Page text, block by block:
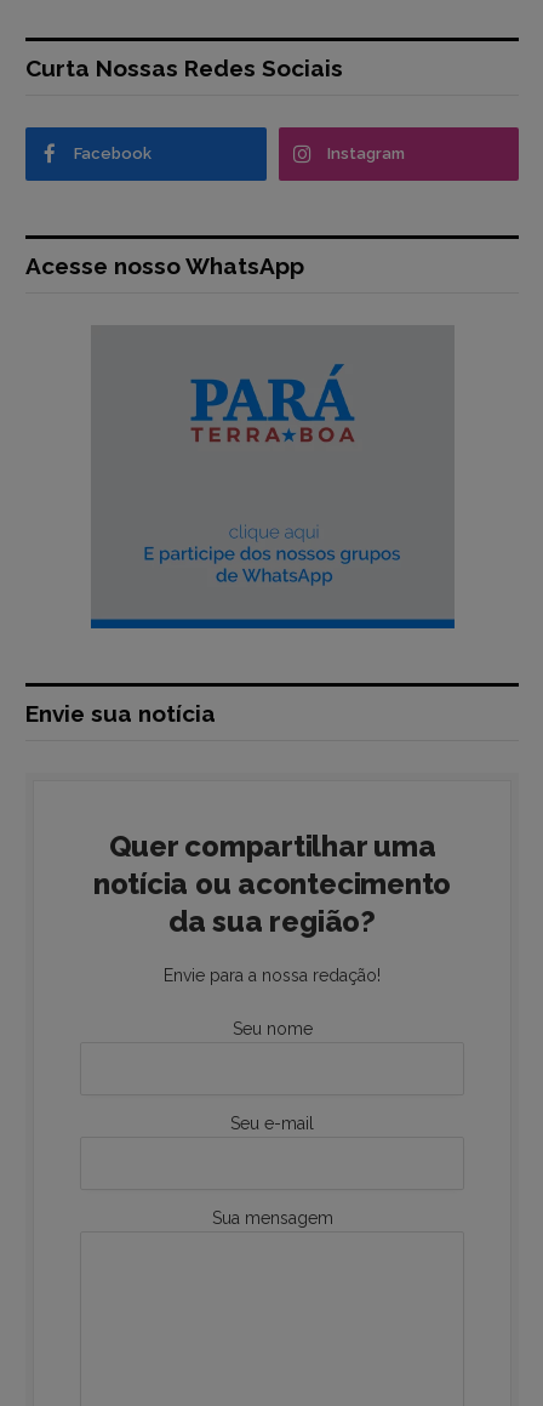
Curta Nossas Redes Sociais
Facebook Instagram
Acesse nosso WhatsApp
Envie sua notícia
Quer compartilhar uma
notícia ou acontecimento
da sua região?
Envie para a nossa redação!
Seu nome
Seu e-mail
Sua mensagem